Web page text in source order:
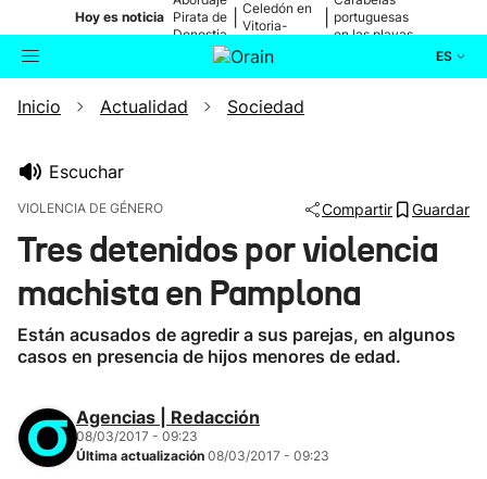
Hoy es noticia Pirata de
Donostia
Celedón en
Vitoria-
portuguesas
en las playas
ES
Buscador Actualidad
Ikusmiran
Eguraldia
Inicio Actualidad Sociedad
Escuchar
VIOLENCIA DE GÉNERO Compartir Guardar
Tres detenidos por violencia
machista en Pamplona
Están acusados de agredir a sus parejas, en algunos
casos en presencia de hijos menores de edad.
Agencias | Redacción
08/03/2017 - 09:23
Última actualización 08/03/2017 - 09:23